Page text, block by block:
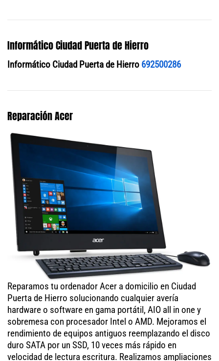
Informático Ciudad Puerta de Hierro
Informático Ciudad Puerta de Hierro 692500286
Reparación Acer
Reparamos tu ordenador Acer a domicilio en Ciudad
Puerta de Hierro solucionando cualquier avería
hardware o software en gama portátil, AIO all in one y
sobremesa con procesador Intel o AMD. Mejoramos el
rendimiento de equipos antiguos reemplazando el disco
duro SATA por un SSD, 10 veces más rápido en
velocidad de lectura escritura. Realizamos ampliaciones